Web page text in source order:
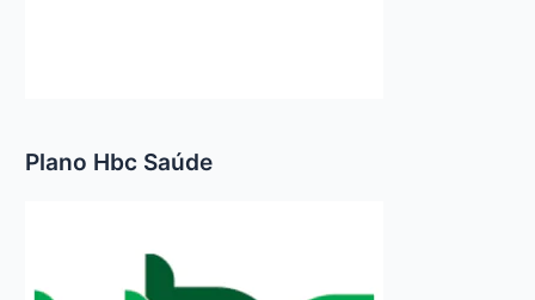
Plano Hbc Saúde